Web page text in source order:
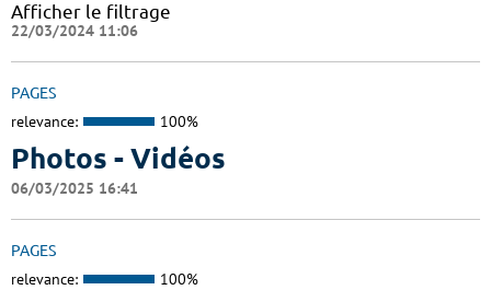
Afficher le filtrage
22/03/2024 11:06
PAGES
relevance: 100%
Photos - Vidéos
06/03/2025 16:41
PAGES
relevance: 100%